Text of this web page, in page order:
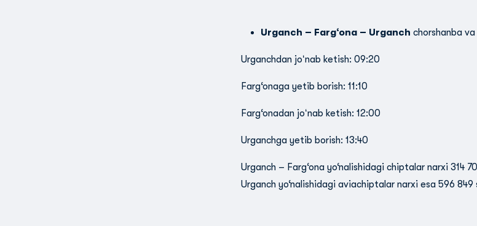
Urganch – Farg‘ona – Urganch chorshanba
Urganchdan joʻnab ketish: 09:20
Farg‘onaga yetib borish: 11:10
Farg‘onadan joʻnab ketish: 12:00
Urganchga yetib borish: 13:40
Urganch – Farg‘ona yo‘nalishidagi chiptalar narxi 314
Urganch yo‘nalishidagi aviachiptalar narxi esa 596 849